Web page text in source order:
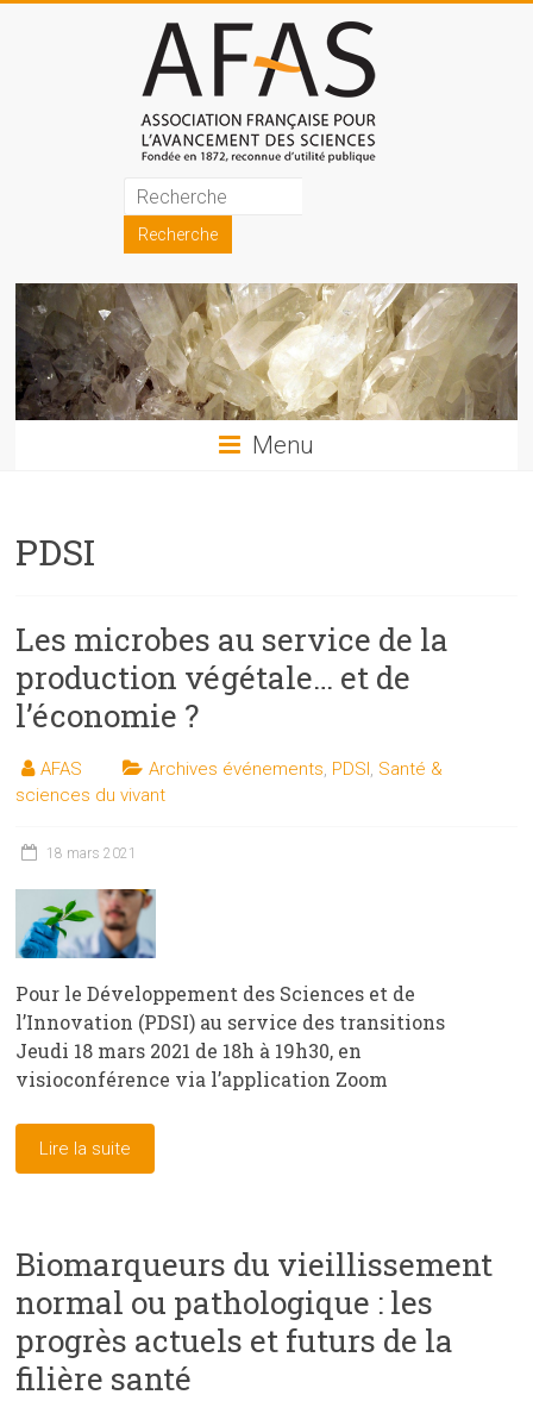
Association
française
pour
l'avancement
des
sciences
les
les
techniques
auprès
du
Menu
PDSI
Les microbes au service de la
production végétale… et de
l’économie ?
AFAS Archives événements PDSI Santé &
sciences du vivant
18 mars 2021
Pour le Développement des Sciences et de
l’Innovation (PDSI) au service des transitions
Jeudi 18 mars 2021 de 18h à 19h30, en
visioconférence via l’application Zoom
Lire la suite
Biomarqueurs du vieillissement
normal ou pathologique : les
progrès actuels et futurs de la
filière santé